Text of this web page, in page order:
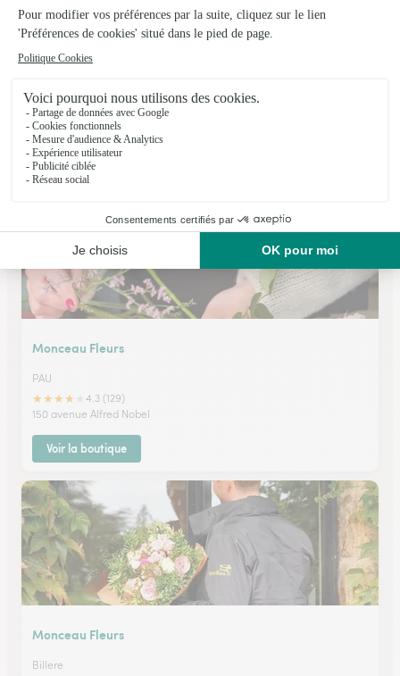
Mikedelacaze Cote Fleuri
PAU
★★★★★4.6 (156)
70, bvd Tourasse
Voir la boutique
Monceau Fleurs
PAU
★★★★
4.3 (129)
150 avenue Alfred Nobel
Voir la boutique
Monceau Fleurs
Billere